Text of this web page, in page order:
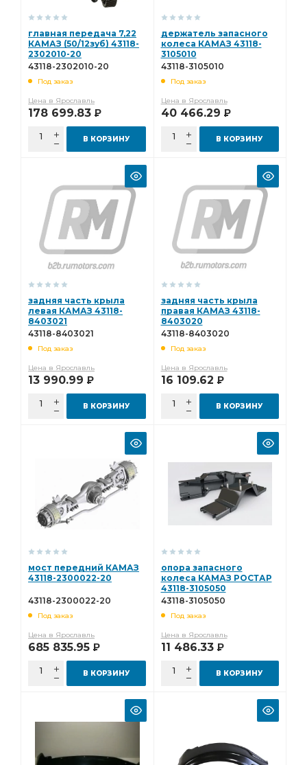
главная передача 7,22
КАМАЗ (50/12зуб) 43118-
2302010-20
43118-2302010-20
Под заказ
Цена в Ярославль
178 699.83 Р
В КОРЗИНУ
держатель запасного
колеса КАМАЗ 43118-
3105010
43118-3105010
Под заказ
Цена в Ярославль
40 466.29 Р
В КОРЗИНУ
задняя часть крыла
левая КАМАЗ 43118-
8403021
43118-8403021
Под заказ
Цена в Ярославль
13 990.99 Р
В КОРЗИНУ
задняя часть крыла
правая КАМАЗ 43118-
8403020
43118-8403020
Под заказ
Цена в Ярославль
16 109.62 Р
В КОРЗИНУ
мост передний КАМАЗ
43118-2300022-20
43118-2300022-20
Под заказ
Цена в Ярославль
685 835.95 Р
В КОРЗИНУ
опора запасного
колеса КАМАЗ РОСТАР
43118-3105050
43118-3105050
Под заказ
Цена в Ярославль
11 486.33 Р
В КОРЗИНУ